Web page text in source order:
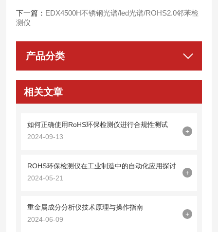
下一篇： EDX4500H不锈钢光谱/led光谱/ROHS2.0邻苯检
测仪
产品分类
相关文章
如何正确使用RoHS环保检测仪进行合规性测试
2024-09-13
+
ROHS环保检测仪在工业制造中的自动化应用探讨
2024-05-21
+
重金属成分分析仪技术原理与操作指南
2024-06-09
+